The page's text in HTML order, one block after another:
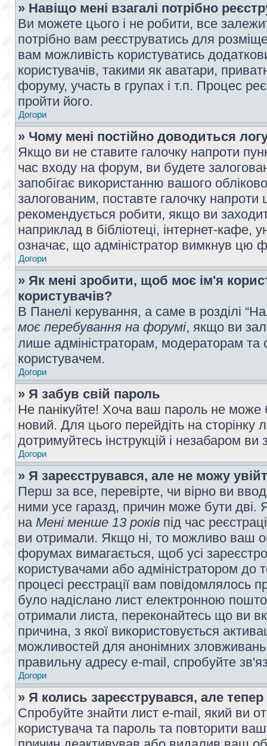
» Навіщо мені взагалі потрібно
Ви можете цього і не робити, все
потрібно вам реєструватись для
вам можливість користуватись
користувачів, такими як аватари,
форуму, участь в групах і т.п. Процес
пройти його.
Догори
» Чому мені постійно доводиться
Якщо ви не ставите галочку напроти
час входу на форум, ви будете
запобігає використанню вашого
залогованим, поставте галочку
рекомендується робити, якщо ви
наприклад в бібліотеці, інтернет-кафе,
означає, що адміністратор вимкнув цю
Догори
» Як мені зробити, щоб моє ім'я
користувачів?
В Панелі керування, а саме в розділі
моє перебування на форумі, якщо ви
лише адміністраторам, модераторам
користувачем.
Догори
» Я забув свій пароль
Не панікуйте! Хоча ваш пароль не може
новий. Для цього перейдіть на сторінку
дотримуйтесь інструкцій і незабаром
Догори
» Я зареєструвався, але не можу
Перш за все, перевірте, чи вірно ви
ними усе гаразд, причин може бути дві.
на Мені менше 13 років під час
ви отримали. Якщо ні, то можливо ваш
форумах вимагається, щоб усі
користувачами або адміністратором до
процесі реєстрації вам повідомлялось
було надіслано лист електронною
отримали листа, переконайтесь що ви
причина, з якої використовується
можливостей для анонімних
правильну адресу e-mail, спробуйте
Догори
» Я колись зареєструвався, але
Спробуйте знайти лист e-mail, який ви
користувача та пароль та повторити